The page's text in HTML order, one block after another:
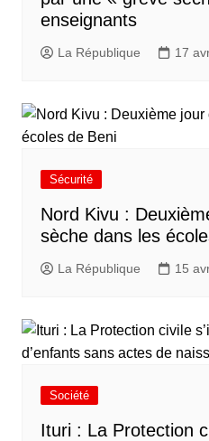
enseignants
La République 17
Sécurité
Nord Kivu :
sèche dans les
La République 15
Société
Ituri : La Protection